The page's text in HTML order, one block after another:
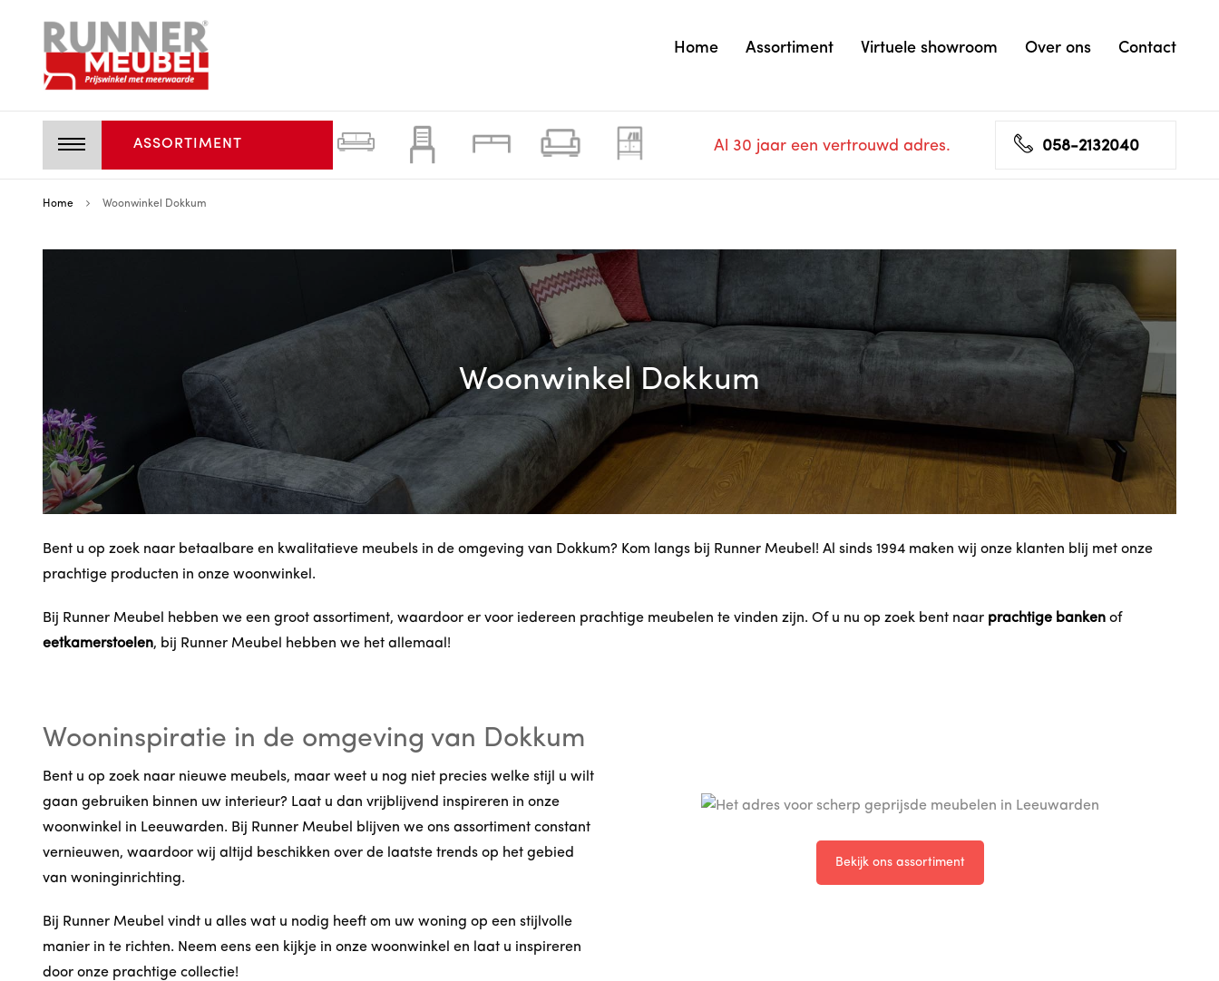
Home Assortiment Virtuele showroom Over ons Contact
ASSORTIMENT Al 30 jaar een vertrouwd adres. 058-2132040
Home Woonwinkel Dokkum
Woonwinkel Dokkum
Bent u op zoek naar betaalbare en kwalitatieve meubels in de omgeving van Dokkum? Kom langs bij Runner Meubel! Al sinds 1994 maken wij onze klanten blij met onze
prachtige producten in onze woonwinkel.
Bij Runner Meubel hebben we een groot assortiment, waardoor er voor iedereen prachtige meubelen te vinden zijn. Of u nu op zoek bent naar prachtige banken of
eetkamerstoelen, bij Runner Meubel hebben we het allemaal!
Wooninspiratie in de omgeving van Dokkum
Bent u op zoek naar nieuwe meubels, maar weet u nog niet precies welke stijl u wilt
gaan gebruiken binnen uw interieur? Laat u dan vrijblijvend inspireren in onze
woonwinkel in Leeuwarden. Bij Runner Meubel blijven we ons assortiment constant
vernieuwen, waardoor wij altijd beschikken over de laatste trends op het gebied
van woninginrichting.
Bij Runner Meubel vindt u alles wat u nodig heeft om uw woning op een stijlvolle
manier in te richten. Neem eens een kijkje in onze woonwinkel en laat u inspireren
door onze prachtige collectie!
Bekijk ons assortiment